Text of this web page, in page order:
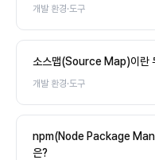
개발 환경·도구
소스맵(Source Map)이란
개발 환경·도구
npm(Node Package
은?